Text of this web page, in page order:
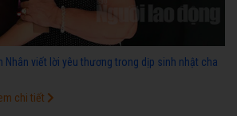
Nhân viết lời yêu thương trong dịp sinh nhật cha
chi tiết